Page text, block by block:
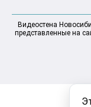
Видеостена
представленные на